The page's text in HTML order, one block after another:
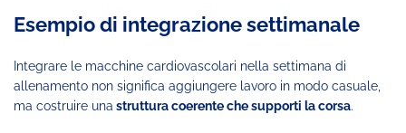
Esempio di integrazione settimanale
Integrare le macchine cardiovascolari nella settimana di
allenamento non significa aggiungere lavoro in modo casuale,
ma costruire una struttura coerente che supporti la corsa.